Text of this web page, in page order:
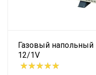
Газовый напольный
12/1V